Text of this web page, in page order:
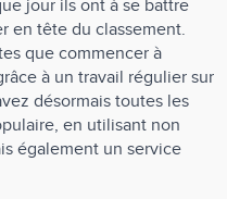
jour ils ont à se battre
en tête du classement.
que commencer à
à un travail régulier sur
désormais toutes les
en utilisant non
également un service